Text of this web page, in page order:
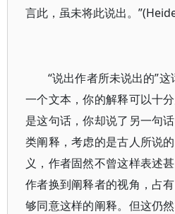
言此，虽未将此说出。
“说出作者所未说出的”
一个文本，你的解释可以十
是这句话，你却说了另一句
类阐释，考虑的是古人所说
义，作者固然不曾这样表述
作者换到阐释者的视角，占
够同意这样的阐释。但这仍